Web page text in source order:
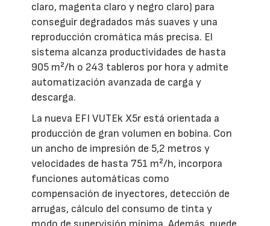
claro, magenta claro y negro claro) para
conseguir degradados más suaves y una
reproducción cromática más precisa. El
sistema alcanza productividades de hasta
905 m²/h o 243 tableros por hora y admite
automatización avanzada de carga y
descarga.
La nueva EFI VUTEk X5r está orientada a
producción de gran volumen en bobina. Con
un ancho de impresión de 5,2 metros y
velocidades de hasta 751 m²/h, incorpora
funciones automáticas como
compensación de inyectores, detección de
arrugas, cálculo del consumo de tinta y